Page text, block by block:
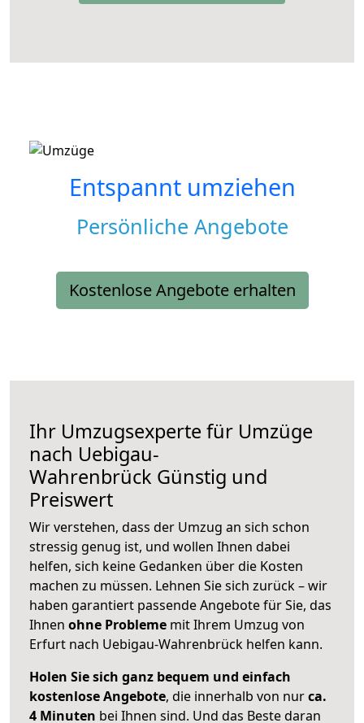
Entspannt umziehen
Persönliche Angebote
Kostenlose Angebote erhalten
Ihr Umzugsexperte für Umzüge
nach Uebigau-
Wahrenbrück Günstig und
Preiswert
Wir verstehen, dass der Umzug an sich schon
stressig genug ist, und wollen Ihnen dabei
helfen, sich keine Gedanken über die Kosten
machen zu müssen. Lehnen Sie sich zurück – wir
haben garantiert passende Angebote für Sie, das
Ihnen ohne Probleme mit Ihrem Umzug von
Erfurt nach Uebigau-Wahrenbrück helfen kann.
Holen Sie sich ganz bequem und einfach
kostenlose Angebote, die innerhalb von nurca.
4 Minuten bei Ihnen sind. Und das Beste daran